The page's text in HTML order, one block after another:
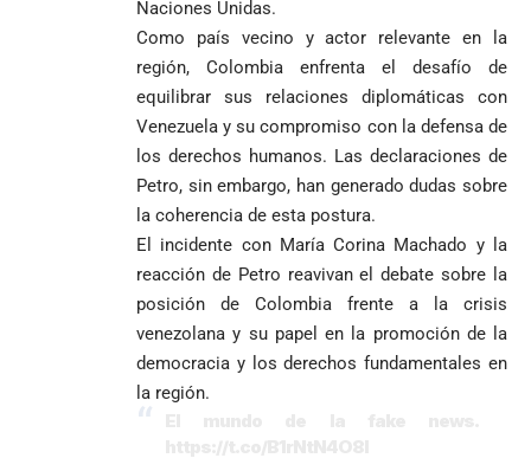
Naciones Unidas.
Como país vecino y actor relevante en la
región, Colombia enfrenta el desafío de
equilibrar sus relaciones diplomáticas con
Venezuela y su compromiso con la defensa de
los derechos humanos. Las declaraciones de
Petro, sin embargo, han generado dudas sobre
la coherencia de esta postura.
El incidente con María Corina Machado y la
reacción de Petro reavivan el debate sobre la
posición de Colombia frente a la crisis
venezolana y su papel en la promoción de la
democracia y los derechos fundamentales en
la región.